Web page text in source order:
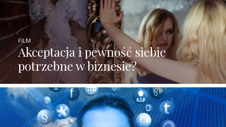
Akceptacja i pewność siebie
potrzebne w biznesie?
FILM